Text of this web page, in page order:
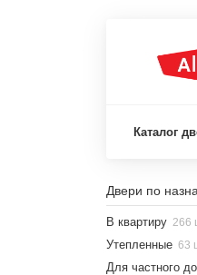
Каталог
Двери по
В квартиру 266
Утепленные 63
Для частного